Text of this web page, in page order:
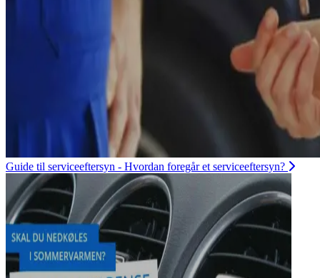
Guide til serviceeftersyn - Hvordan foregår et serviceeftersyn?